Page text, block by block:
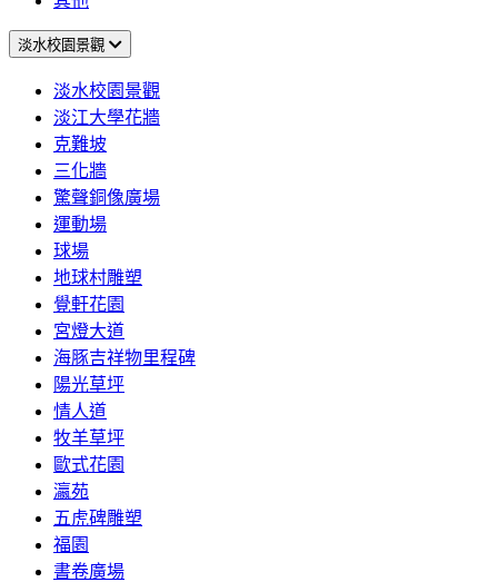
淡水校園景觀
淡水校園景觀
淡江大學花牆
克難坡
三化牆
驚聲銅像廣場
運動場
球場
地球村雕塑
覺軒花園
宮燈大道
海豚吉祥物里程碑
陽光草坪
情人道
牧羊草坪
歐式花園
瀛苑
五虎碑雕塑
福園
書卷廣場